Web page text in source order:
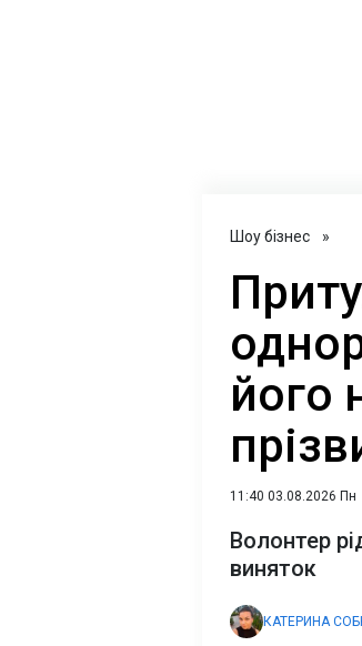
Шоу бізнес »
його
11:40 03.08.2026 Пн
Волонтер
виняток
КАТЕРИНА